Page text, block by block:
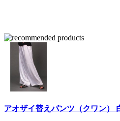
アオザイ替えパンツ（クワン）